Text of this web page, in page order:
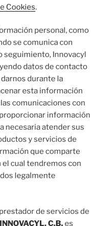
Cookies.
personal, como
se comunica con
seguimiento, Innovacyl
datos de contacto
durante la
esta información
comunicaciones con
información
necesaria atender sus
y servicios de
que comparte
el cual tendremos con
legalmente
de servicios de
INNOVACYL, C.B.es